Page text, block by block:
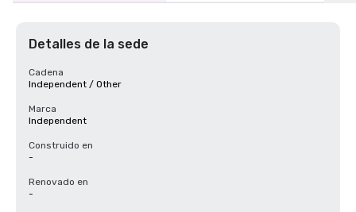
Detalles de la sede
Cadena
Independent / Other
Marca
Independent
Construido en
-
Renovado en
-